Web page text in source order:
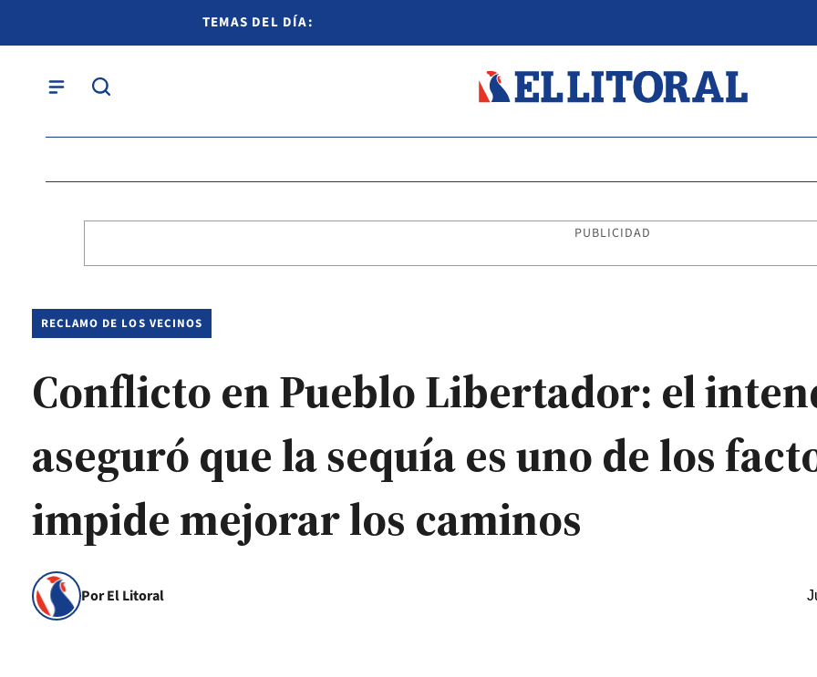
TEMAS DEL DÍA:
PUBLICIDAD
RECLAMO DE LOS VECINOS
Conflicto en Pueblo Libertador: el
aseguró que la sequía es uno de los
impide mejorar los caminos
Por El Litoral